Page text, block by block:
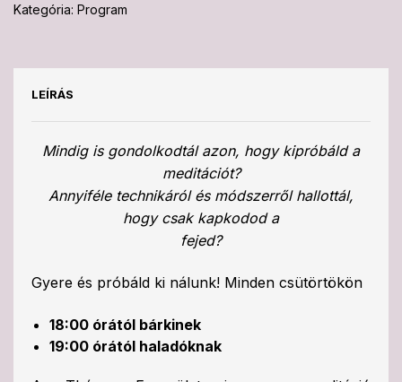
Kategória: Program
LEÍRÁS
Mindig is gondolkodtál azon, hogy kipróbáld a
meditációt?
Annyiféle technikáról és módszerről hallottál,
hogy csak kapkodod a
fejed?
Gyere és próbáld ki nálunk! Minden csütörtökön
18:00 órától bárkinek
19:00 órától haladóknak